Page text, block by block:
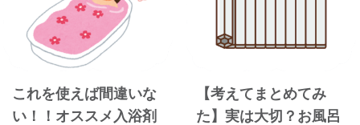
これを使えば間違いな
い！！オススメ入浴剤
【考えてまとめてみ
た】実は大切？お風呂